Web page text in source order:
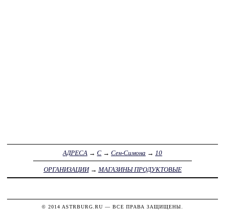
АДРЕСА → С → Сен-Симона → 10
ОРГАНИЗАЦИИ→ МАГАЗИНЫ ПРОДУКТОВЫЕ
© 2014 ASTRBURG.RU — ВСЕ ПРАВА ЗАЩИЩЕНЫ.